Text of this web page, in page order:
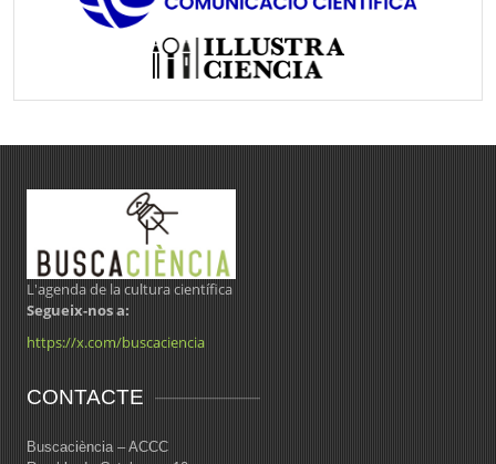
L'agenda de la cultura científica
Segueix-nos a:
https://x.com/buscaciencia
CONTACTE
Buscaciència – ACCC